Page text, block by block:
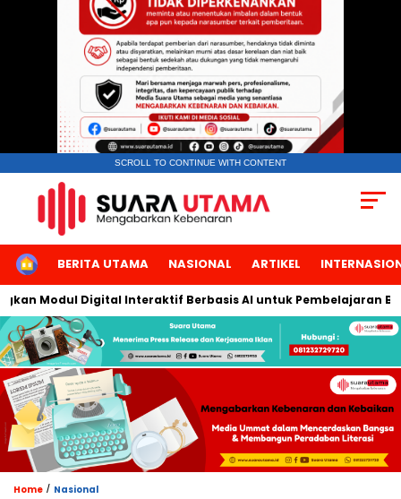
SCROLL TO CONTINUE WITH CONTENT
HOMEBERITA UTAMA NASIONAL ARTIKEL
Modul Digital Interaktif Berbasis AI untuk Pembelajaran
Home / Nasional